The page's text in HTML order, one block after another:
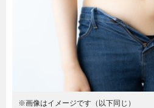
連載一覧
※画像はイメージです（以下同じ）